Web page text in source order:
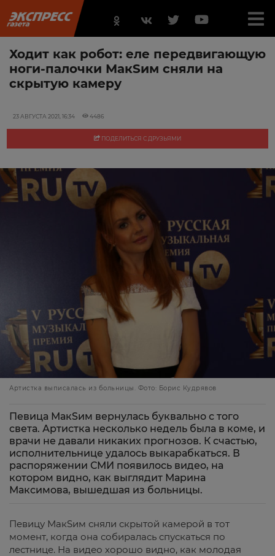
Ходит как робот: еле передвигающую
ноги-палочки МакSим сняли на
скрытую камеру
23 АВГУСТА 2021, 16:34 4486
ПОДЕЛИТЬСЯ С ДРУЗЬЯМИ
Артистка выписалась из больницы. Фото: Борис Кудрявов
Певица МакSим вернулась буквально с того
света. Артистка несколько недель была в коме, и
врачи не давали никаких прогнозов. К счастью,
исполнительнице удалось выкарабкаться. В
распоряжении СМИ появилось видео, на
котором видно, как выглядит Марина
Максимова, вышедшая из больницы.
Певицу МакSим сняли скрытой камерой в тот
момент, когда она собиралась спускаться по
лестнице. На видео хорошо видно, как молодая